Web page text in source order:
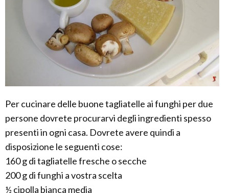
Per cucinare delle buone tagliatelle ai funghi per due
persone dovrete procurarvi degli ingredienti spesso
presenti in ogni casa. Dovrete avere quindi a
disposizione le seguenti cose:
160 g di tagliatelle fresche o secche
200 g di funghi a vostra scelta
½ cipolla bianca media